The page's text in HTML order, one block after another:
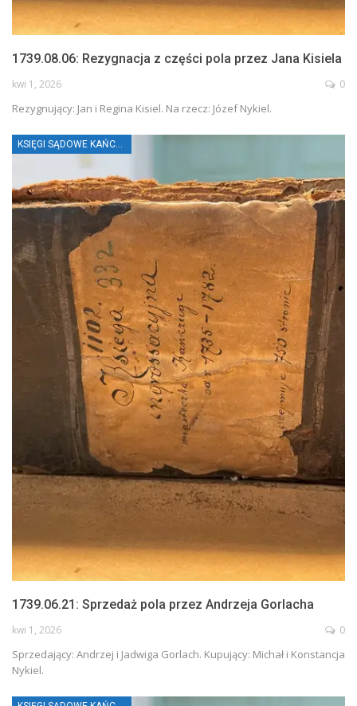
1739.08.06: Rezygnacja z części pola przez Jana Kisiela
kwi 1, 2026 0
Rezygnujący: Jan i Regina Kisiel. Na rzecz: Józef Nykiel.
1739.06.21: Sprzedaż pola przez Andrzeja Gorlacha
kwi 1, 2026 0
Sprzedający: Andrzej i Jadwiga Gorlach. Kupujący: Michał i Konstancja
Nykiel.